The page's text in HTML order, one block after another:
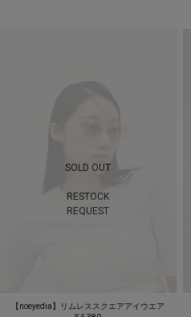
SOLD OUT
RESTOCK
REQUEST
【noeyedia】リムレススクエアアイウエア